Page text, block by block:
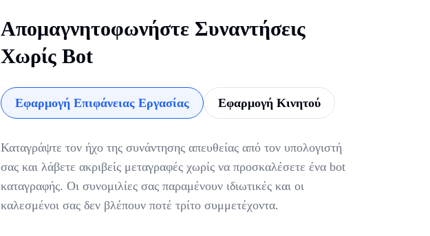
Απομαγνητοφωνήστε Συναντήσεις
Χωρίς Bot
Εφαρμογή Επιφάνειας Εργασίας Εφαρμογή Κινητού
Καταγράψτε τον ήχο της συνάντησης απευθείας από τον υπολογιστή
σας και λάβετε ακριβείς μεταγραφές χωρίς να προσκαλέσετε ένα bot
καταγραφής. Οι συνομιλίες σας παραμένουν ιδιωτικές και οι
καλεσμένοι σας δεν βλέπουν ποτέ τρίτο συμμετέχοντα.